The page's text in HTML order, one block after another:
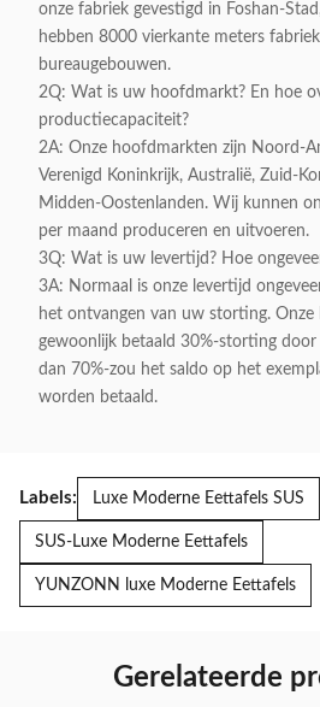
onze fabriek gevestigd in Foshan-
hebben 8000 vierkante meters
bureaugebouwen.
2Q: Wat is uw hoofdmarkt? En hoe
productiecapaciteit?
2A: Onze hoofdmarkten zijn Noord-
Verenigd Koninkrijk, Australië, Zuid-
Midden-Oostenlanden. Wij kunnen
per maand produceren en uitvoeren.
3Q: Wat is uw levertijd? Hoe
3A: Normaal is onze levertijd
het ontvangen van uw storting.
gewoonlijk betaald 30%-storting
dan 70%-zou het saldo op het
worden betaald.
Labels: Luxe Moderne Eettafels SUS
SUS-Luxe Moderne Eettafels
YUNZONN luxe Moderne Eettafels
Gerelateerde